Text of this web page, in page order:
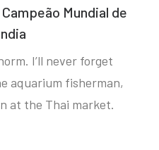
Mundial de
I’ll never forget
aquarium fisherman,
at the Thai market.